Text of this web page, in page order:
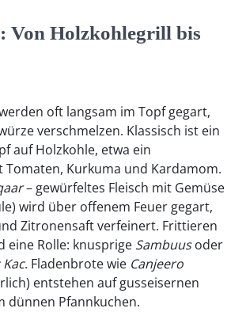
Von Holzkohlegrill bis
oft langsam im Topf gegart,
verschmelzen. Klassisch ist ein
auf Holzkohle, etwa ein
Kurkuma und Kardamom.
– gewürfeltes Fleisch mit Gemüse
wird über offenem Feuer gegart,
Zitronensaft verfeinert. Frittieren
eine Rolle: knusprige Sambuusoder
Kac. Fladenbrote wie Canjeero
entstehen auf gusseisernen
dünnen Pfannkuchen.